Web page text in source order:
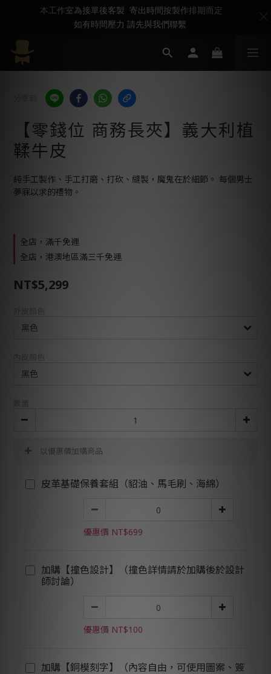
【零錢位 商務長夾】義大利植
鞣牛皮
純手工製作、手工打磨、打砍、縫製，魔鬼在於細節。 每個男士
夢寐以求的禮物。
全店，滿千免運
全店，港澳地區滿三千免運
NT$5,299
以優惠價加購商品
皮革基礎保養套組（貂油、馬毛刷、海綿）
優惠價 NT$699
加購【撞色設計】（撞色詳情請於加購後於設計
師討論）
優惠價 NT$100
加購【銅模刻字】（內容自由，可使用圖案、簽
本工作室為接單後客製 寄出時間按製作排期而定
如有時間壓力 請先與我們聯繫